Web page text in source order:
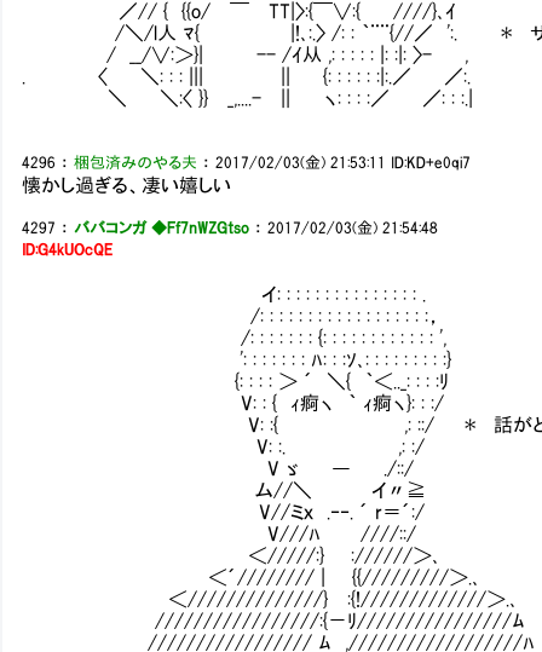
／// { {{o/ ￣ TT|〉:{￣∨:{ ////}､ｲ
/＼/l人 ﾏ{ |!､:.〉 /: : ｀¨¨{//／ ':. ＊ ザ・ヒーロ
/ __/∨:＞}| -- /ｲ从 ,: : : : : |: :|: 〉- ,
. 〈 ＼: : : ||| || {: : : : : :|:.／ ／:.
＼ ＼:〈 }} _,....- || ヽ: : : :／ ／: : :.|
4296 ：梱包済みのやる夫 ：2017/02/03(金) 21:53:11 ID:KD+e0qi7
懐かし過ぎる、凄い嬉しい
4297 ： ババコンガ ◆Ff7nWZGtso ：2017/02/03(金) 21:54:48
ID:G4kUOcQE
イ: : : : : : : : : : : : : : : .
/: : : : : : : : : : : : : : : : : :，
/: : : : : : : {: : : : : : : : : : : : ',
': : : : : : : ﾊ: : :ｿ､: : : : : : : : :}
{: : : : ＞ ´ ＼{ ｀＜.._: : : :ﾘ
V: : { ｨ痾ヽ ｀ ｨ痾ヽ}: : :/
V: :{ ,: ::/ ＊ 話がどんどん進ん
V: :. ,: :/
V ゞ ― ./::/
ム//＼ イ〃≧
V//ミｘ .‐‐. ´ r＝´:/
V///ﾊ ////::/
＜/////:} ://////＞､
＜´//////// | {{/////////＞.､
＜//////////////} :{!/////////////＞.､
/////////////////:{－ﾘ////////////////ﾑ
///////////////// ﾑ ,//////////////////ﾊ